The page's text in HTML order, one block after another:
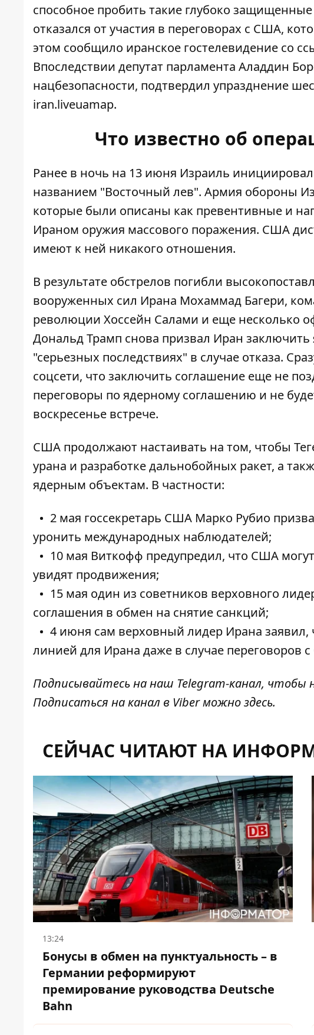
способное пробить такие глубоко
отказался от участия в переговорах с США,
этом сообщило иранское гостелевидение со
Впоследствии депутат парламента Аладдин
нацбезопасности, подтвердил упразднение
iran.liveuamap.
Что известно об
Ранее в ночь на 13 июня Израиль
названием "Восточный лев". Армия обороны
которые были описаны как превентивные и
Ираном оружия массового поражения. США
имеют к ней никакого отношения.
В результате обстрелов погибли
вооруженных сил Ирана Мохаммад Багери,
революции Хоссейн Салами и еще несколько
Дональд Трамп снова призвал Иран
"серьезных последствиях" в случае отказа.
соцсети, что заключить соглашение еще не
переговоры по ядерному соглашению и не
воскресенье встрече.
США продолжают настаивать на том, чтобы
урана и разработке дальнобойных ракет, а
ядерным объектам. В частности:
2 мая госсекретарь США Марко Рубио
уронить международных наблюдателей;
10 мая Виткофф предупредил, что США
увидят продвижения;
15 мая один из советников верховного
соглашения в обмен на снятие санкций;
4 июня сам верховный лидер Ирана заявил,
линией для Ирана даже в случае переговоров
Подписывайтесь на наш Telegram-канал, чтобы
Подписаться на канал в Viber можноздесь.
СЕЙЧАС ЧИТАЮТ НА
13:24
Бонусы в обмен на пунктуальность – в
Германии реформируют
премирование руководства Deutsche
Bahn